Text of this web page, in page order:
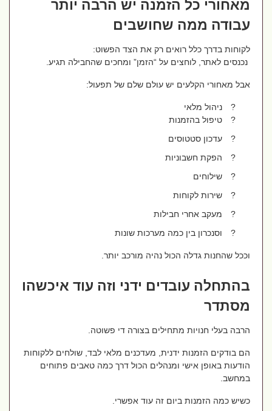
מאחורי כל הזמנה יש הרבה יותר
עבודה ממה שחושבים
לקוחות בדרך כלל רואים רק את הצד הפשוט:
נכנסים לאתר, לוחצים על “הזמן” ומחכים שהחבילה תגיע.
אבל מאחורי הקלעים יש עולם שלם של תפעול:
ניהול מלאי
טיפול בהזמנות
עדכון סטטוסים
הפקת חשבוניות
שילוחים
שירות לקוחות
מעקב אחרי חבילות
וסנכרון בין כמה מערכות שונות
וככל שהחנות גדלה הכול נהיה מורכב יותר.
בהתחלה עובדים ידני וזה עוד איכשהו
מסתדר
הרבה בעלי חנויות מתחילים בצורה די פשוטה.
הם בודקים הזמנות ידנית, מעדכנים מלאי לבד, שולחים ללקוחות
הודעות באופן אישי ומנהלים הכול דרך כמה טאבים פתוחים
במחשב.
כשיש כמה הזמנות ביום זה עוד אפשרי.